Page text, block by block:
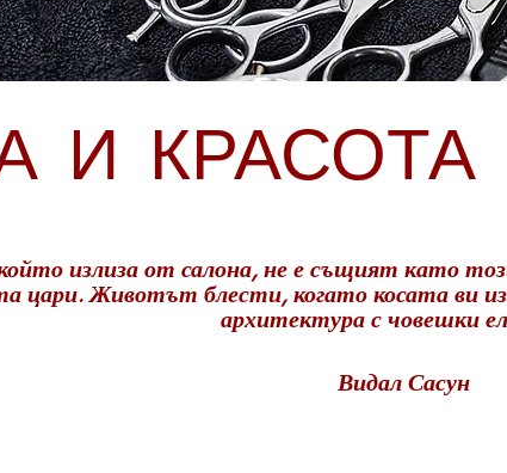
И КРАСОТА
излиза от салона, не е същият като
цари. Животът блести, когато косата ви
архитектура с човешки
Видал Сасун